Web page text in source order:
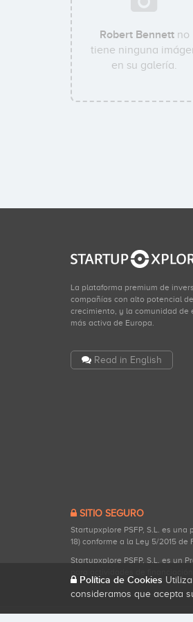
Robert Bennettno
tiene ninguna
en su galería.
La plataforma premium de
compañías con alto potencial de
crecimiento, y la comunidad de
más activa de Europa.
Read in English
SITIO SEGURO
Startupxplore PSFP, S.L. es
18) conforme a la Ley 5/2015
Startupxplore PSFP, S.L. es un
Política de Cookies
consideramos que acepta